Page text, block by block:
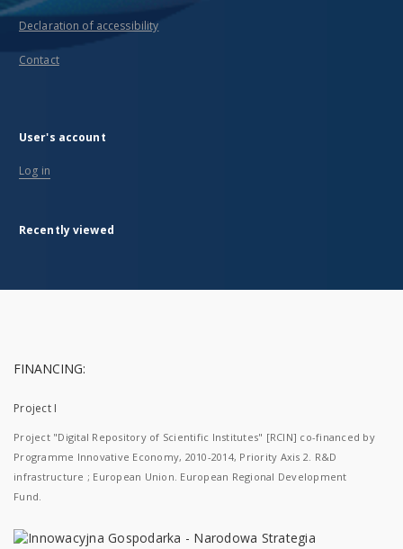
Declaration of accessibility
Contact
User's account
Log in
Recently viewed
FINANCING:
Project I
Project "Digital Repository of Scientific Institutes" [RCIN] co-financed by
Programme Innovative Economy, 2010-2014, Priority Axis 2. R&D
infrastructure ; European Union. European Regional Development
Fund.